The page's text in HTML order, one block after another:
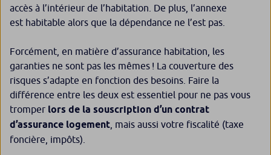
accès à l’intérieur de l’habitation. De plus, l’annexe
est habitable alors que la dépendance ne l’est pas.
Forcément, en matière d’assurance habitation, les
garanties ne sont pas les mêmes ! La couverture des
risques s’adapte en fonction des besoins. Faire la
différence entre les deux est essentiel pour ne pas vous
tromper lors de la souscription d’un contrat
d’assurance logement , mais aussi votre fiscalité (taxe
foncière, impôts).